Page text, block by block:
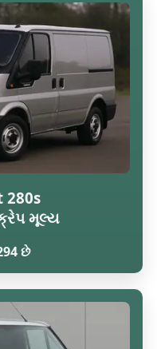
280s
મૂલ્ય
છે